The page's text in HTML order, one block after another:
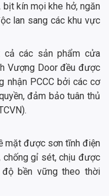
kín mọi khe hở, ngăn
lan sang các khu vực
cả các sản phẩm cửa
Vượng Door đều được
nhận PCCC bởi các cơ
đảm bảo tuân thủ
mặt được sơn tĩnh điện
chống gỉ sét, chịu được
bền vững theo thời